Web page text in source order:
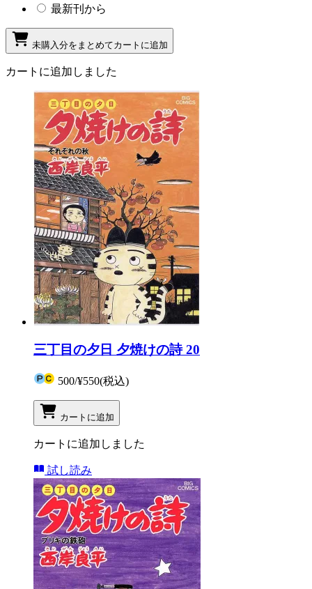
最新刊から
未購入分をまとめてカートに追加
カートに追加しました
三丁目の夕日 夕焼けの詩 20
500/¥550(税込)
カートに追加
カートに追加しました
試し読み